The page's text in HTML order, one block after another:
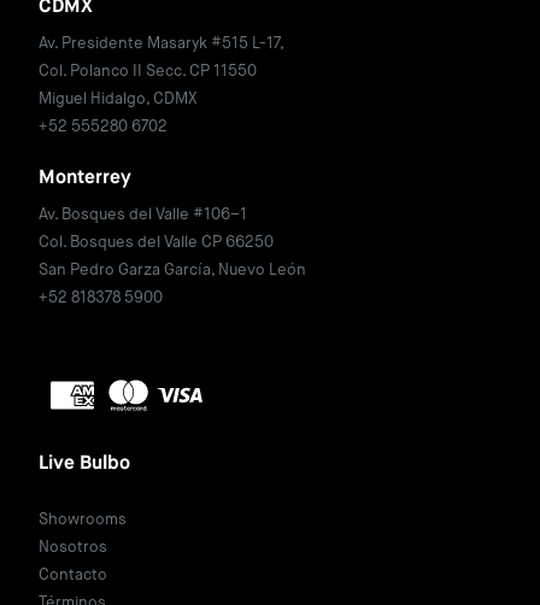
CDMX
Av. Presidente Masaryk #515 L-17,
Col. Polanco II Secc. CP 11550
Miguel Hidalgo, CDMX
+52 555280 6702
Monterrey
Av. Bosques del Valle #106–1
Col. Bosques del Valle CP 66250
San Pedro Garza García, Nuevo León
+52 818378 5900
Live Bulbo
Showrooms
Nosotros
Contacto